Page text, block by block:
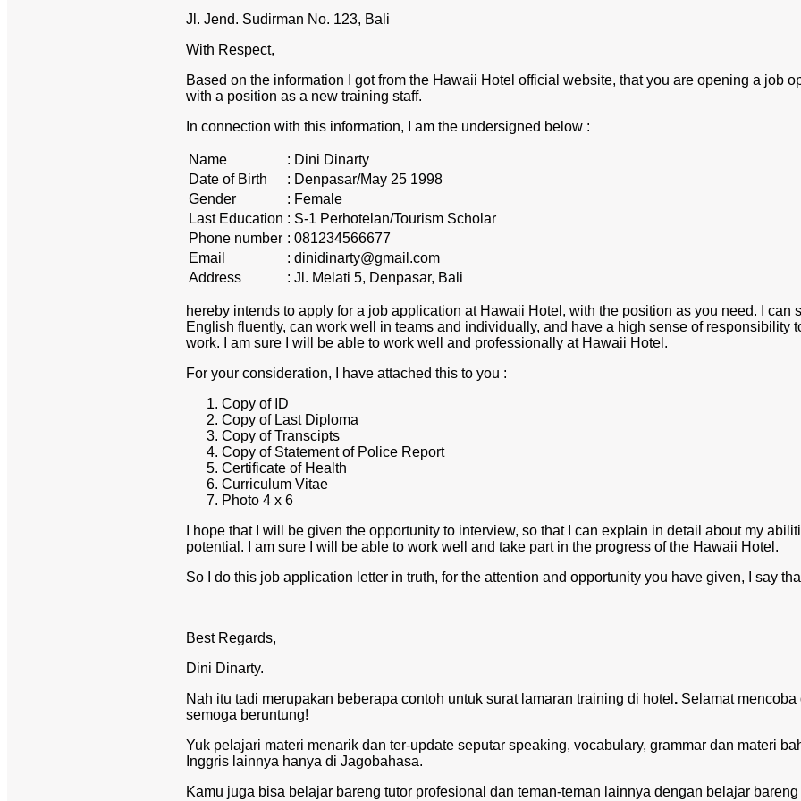
Jl. Jend. Sudirman No. 123, Bali
With Respect,
Based on the information I got from the Hawaii Hotel official website, that you are opening a job
with a position as a new training staff.
In connection with this information, I am the undersigned below :
Name : Dini Dinarty
Date of Birth
: Denpasar/May 25 1998
Gender
: Female
Last Education : S-1 Perhotelan/Tourism Scholar
Phone number : 081234566677
Email
: dinidinarty@gmail.com
Address
: Jl. Melati 5, Denpasar, Bali
hereby intends to apply for a job application at Hawaii Hotel, with the position as you need. I can
English fluently, can work well in teams and individually, and have a high sense of responsibility
work. I am sure I will be able to work well and professionally at Hawaii Hotel.
For your consideration, I have attached this to you :
Copy of ID
Copy of Last Diploma
Copy of Transcipts
Copy of Statement of Police Report
Certificate of Health
Curriculum Vitae
Photo 4 x 6
I hope that I will be given the opportunity to interview, so that I can explain in detail about my
potential. I am sure I will be able to work well and take part in the progress of the Hawaii Hotel.
So I do this job application letter in truth, for the attention and opportunity you have given, I say
Best Regards,
Dini Dinarty.
Nah itu tadi merupakan beberapa contoh untuk surat lamaran training di hotel . Selamat mencoba
semoga beruntung!
Yuk pelajari materi menarik dan ter-update seputar speaking, vocabulary, grammar dan materi
Inggris lainnya hanya di Jagobahasa.
Kamu juga bisa belajar bareng tutor profesional dan teman-teman lainnya dengan belajar bareng